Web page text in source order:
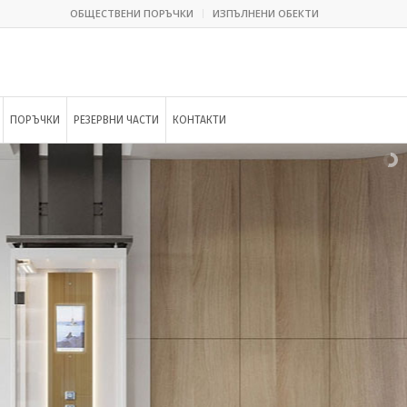
ОБЩЕСТВЕНИ ПОРЪЧКИ ИЗПЪЛНЕНИ ОБЕКТИ
ПОРЪЧКИ РЕЗЕРВНИ ЧАСТИ КОНТАКТИ